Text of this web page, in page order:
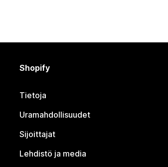
Shopify
Tietoja
Uramahdollisuudet
Sijoittajat
Lehdistö ja media